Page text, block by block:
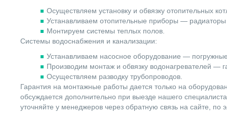
Осуществляем установку и обвязку отопительных
Устанавливаем отопительные приборы —
Монтируем системы теплых полов.
Системы водоснабжения и канализации:
Устанавливаем насосное оборудование —
Производим монтаж и обвязку водонагревателей —
Осуществляем разводку трубопроводов.
Гарантия на монтажные работы дается только на
обсуждается дополнительно при выезде нашего
уточняйте у менеджеров через обратную связь на сайте,